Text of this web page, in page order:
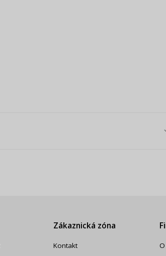
Zákaznická zóna
Kontakt